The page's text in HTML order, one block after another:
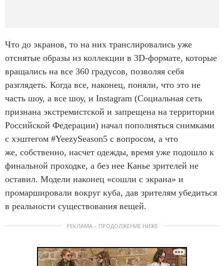
Что до экранов, то на них транслировались уже
отснятые образы из коллекции в 3D-формате, которые
вращались на все 360 градусов, позволяя себя
разглядеть. Когда все, наконец, поняли, что это не
часть шоу, а все шоу, и Instagram (Социальная сеть
признана экстремистской и запрещена на территории
Российской Федерации) начал пополняться снимками
с хэштегом #YeezySeason5 c вопросом, а что
же, собственно, насчет одежды, время уже подошло к
финальной проходке, а без нее Канье зрителей не
оставил. Модели наконец «сошли с экрана» и
промаршировали вокруг куба, дав зрителям убедиться
в реальности существования вещей.
РЕКЛАМА – ПРОДОЛЖЕНИЕ НИЖЕ